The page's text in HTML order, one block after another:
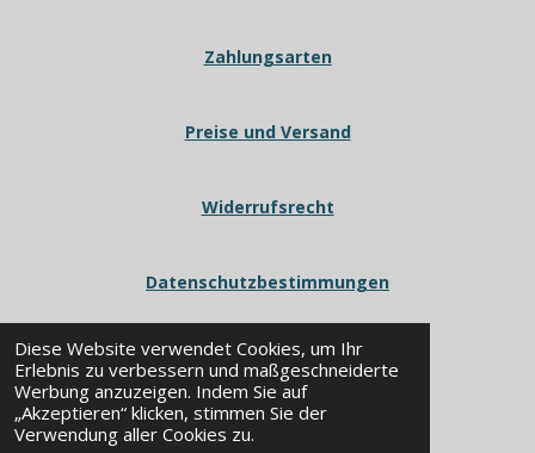
Diese Website verwendet Cookies, um Ihr
Erlebnis zu verbessern und maßgeschneiderte
Werbung anzuzeigen. Indem Sie auf
„Akzeptieren“ klicken, stimmen Sie der
Verwendung aller Cookies zu.
Zahlungsarten
Preise und Versand
Widerrufsrecht
Datenschutzbestimmungen
© 2024 - 2026 POWERWORX